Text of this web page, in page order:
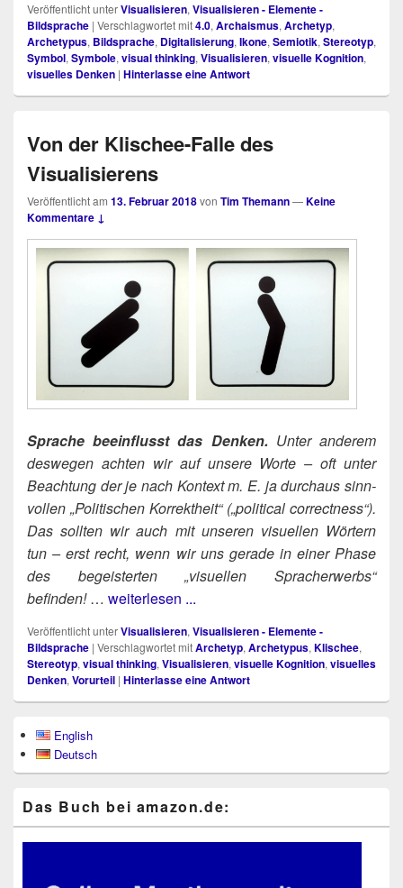
Veröffentlicht unterVisualisieren, Visualisieren - Elemente -
Bildsprache | Verschlagwortet mit4.0, Archaismus, Archetyp,
Archetypus, Bildsprache, Digitalisierung, Ikone, Semiotik, Stereotyp,
Symbol, Symbole, visual thinking, Visualisieren, visuelle Kognition,
visuelles Denken | Hinterlasse eine Antwort
Von der Klischee-Falle des
Visualisierens
Veröffentlicht am 13. Februar 2018von Tim Themann—Keine
Kommentare ↓
Spra­che beein­flusst das Den­ken. Unter ande­rem
des­we­gen ach­ten wir auf unse­re Wor­te – oft unter
Beach­tung der je nach Kon­text m. E. ja durch­aus sinn­
vol­len „Poli­ti­schen Kor­rekt­heit“ („poli­ti­cal cor­rect­ness“).
Das soll­ten wir auch mit unse­ren visu­el­len Wör­tern
tun – erst recht, wenn wir uns gera­de in einer Pha­se
des begeis­ter­ten „visu­el­len Sprach­er­werbs“
befinden!… weiterlesen ...
Veröffentlicht unterVisualisieren,Visualisieren - Elemente -
Bildsprache | Verschlagwortet mitArchetyp,Archetypus,Klischee,
Stereotyp,visual thinking,Visualisieren,visuelle Kognition,visuelles
Denken,Vorurteil | Hinterlasse eine Antwort
Seitenleisten-
Widgetbereich
English
Deutsch
Das Buch bei ama​zon​.de: